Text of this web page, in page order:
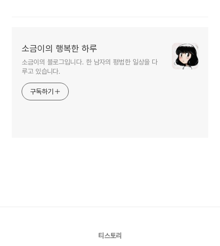
소금이의 행복한 하루
소금이의 블로그입니다. 한 남자의 평범한 일상을 다
루고 있습니다.
구독하기
티스토리